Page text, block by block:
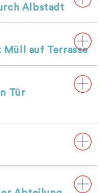
Albstadt
Müll auf Terrasse
Tür